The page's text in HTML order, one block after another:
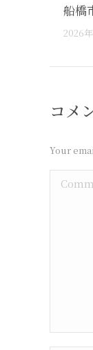
船橋
2026
コメ
Your